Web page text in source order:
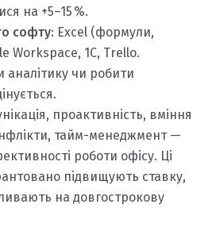
на +5–15 %.
софту: Excel (формули,
Workspace, 1С, Trello.
аналітику чи робити
проактивність, вміння
тайм-менеджмент —
роботи офісу. Ці
підвищують ставку,
на довгострокову